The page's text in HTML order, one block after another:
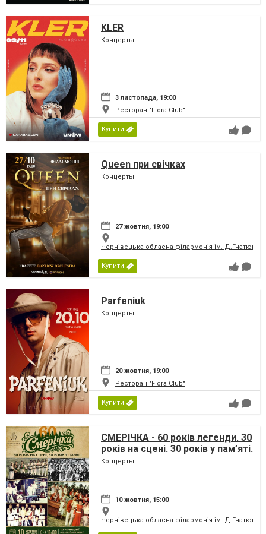
KLER
Концерты
3 листопада, 19:00
Ресторан "Flora Club"
Купити
Queen при свічках
Концерты
27 жовтня, 19:00
Чернівецька обласна філармонія ім. Д.Гнатюка
Купити
Parfeniuk
Концерты
20 жовтня, 19:00
Ресторан "Flora Club"
Купити
СМЕРІЧКА - 60 років легенди. 30
років на сцені. 30 років у пам’яті.
Концерты
10 жовтня, 15:00
Чернівецька обласна філармонія ім. Д.Гнатюка